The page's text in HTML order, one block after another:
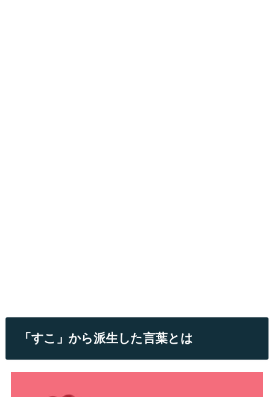
「すこ」から派生した言葉とは